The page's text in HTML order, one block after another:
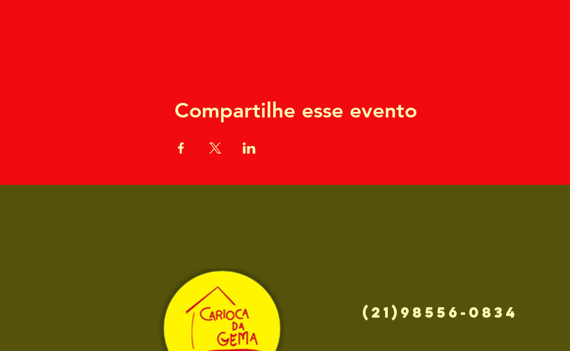
Compartilhe esse evento
(21)98556-0834